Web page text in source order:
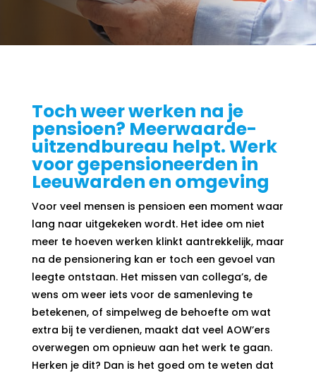
Toch weer werken na je
pensioen? Meerwaarde-
uitzendbureau helpt. Werk
voor gepensioneerden in
Leeuwarden en omgeving
Voor veel mensen is pensioen een moment waar
lang naar uitgekeken wordt. Het idee om niet
meer te hoeven werken klinkt aantrekkelijk, maar
na de pensionering kan er toch een gevoel van
leegte ontstaan. Het missen van collega’s, de
wens om weer iets voor de samenleving te
betekenen, of simpelweg de behoefte om wat
extra bij te verdienen, maakt dat veel AOW’ers
overwegen om opnieuw aan het werk te gaan.
Herken je dit? Dan is het goed om te weten dat